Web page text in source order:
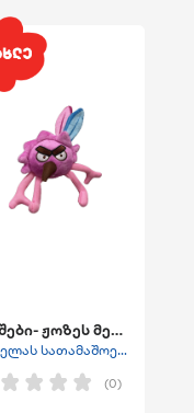
ღუშები- ჟოზეს მეგობარი
პეპელას სათამაშოები
(0)